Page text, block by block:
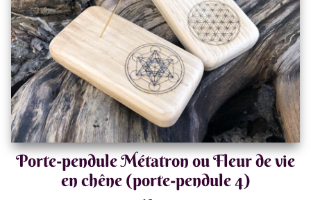
Porte-pendule Métatron ou Fleur de vie
en chêne (porte-pendule 4)